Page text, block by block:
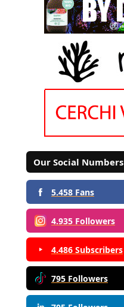
Our Social Numbers
5.458 Fans
4.935 Followers
4.486 Subscribers
795 Followers